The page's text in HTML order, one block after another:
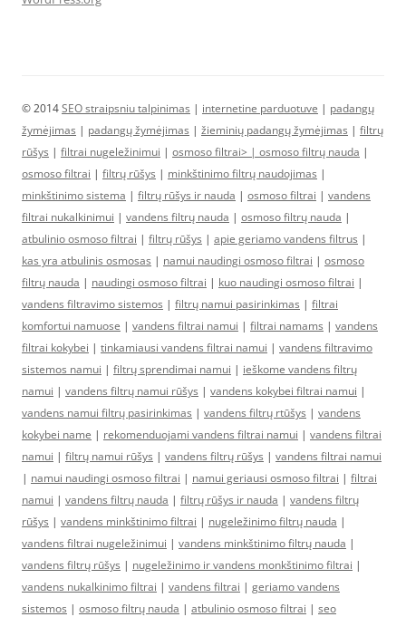
© 2014SEO straipsniu talpinimas | internetine parduotuve | padangų
žymėjimas | padangų žymėjimas | žieminių padangų žymėjimas | filtrų
rūšys | filtrai nugeležinimui | osmoso filtrai> | osmoso filtrų nauda |
osmoso filtrai | filtrų rūšys | minkštinimo filtrų naudojimas |
minkštinimo sistema | filtrų rūšys ir nauda | osmoso filtrai | vandens
filtrai nukalkinimui | vandens filtrų nauda | osmoso filtrų nauda |
atbulinio osmoso filtrai | filtrų rūšys | apie geriamo vandens filtrus |
kas yra atbulinis osmosas | namui naudingi osmoso filtrai | osmoso
filtrų nauda | naudingi osmoso filtrai | kuo naudingi osmoso filtrai |
vandens filtravimo sistemos | filtrų namui pasirinkimas | filtrai
komfortui namuose | vandens filtrai namui | filtrai namams | vandens
filtrai kokybei | tinkamiausi vandens filtrai namui | vandens filtravimo
sistemos namui | filtrų sprendimai namui | ieškome vandens filtrų
namui | vandens filtrų namui rūšys | vandens kokybei filtrai namui |
vandens namui filtrų pasirinkimas | vandens filtrų rtūšys | vandens
kokybei name | rekomenduojami vandens filtrai namui | vandens filtrai
namui | filtrų namui rūšys | vandens filtrų rūšys | vandens filtrai namui
| namui naudingi osmoso filtrai | namui geriausi osmoso filtrai | filtrai
namui | vandens filtrų nauda | filtrų rūšys ir nauda | vandens filtrų
rūšys | vandens minkštinimo filtrai | nugeležinimo filtrų nauda |
vandens filtrai nugeležinimui | vandens minkštinimo filtrų nauda |
vandens filtrų rūšys | nugeležinimo ir vandens monkštinimo filtrai |
vandens nukalkinimo filtrai | vandens filtrai | geriamo vandens
sistemos | osmoso filtrų nauda | atbulinio osmoso filtrai | seo